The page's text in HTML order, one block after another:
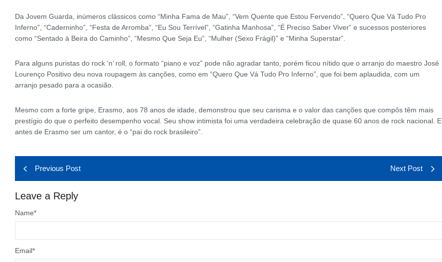
Da Jovem Guarda, inúmeros clássicos como “Minha Fama de Mau”, “Vem Quente que Estou Fervendo”, “Quero Que Vá Tudo Pro
Inferno”, “Caderninho”, “Festa de Arromba”, “Eu Sou Terrível”, “Gatinha Manhosa”, “É Preciso Saber Viver” e sucessos posteriores
como “Sentado à Beira do Caminho”, “Mesmo Que Seja Eu”, “Mulher (Sexo Frágil)” e “Minha Superstar”.
Para alguns puristas do rock ‘n’ roll, o formato “piano e voz” pode não agradar tanto, porém ficou nítido que o arranjo do maestro José
Lourenço Positivo deu nova roupagem às canções, como em “Quero Que Vá Tudo Pro Inferno”, que foi bem aplaudida, com um
arranjo pesado para a ocasião.
Mesmo com a forte gripe, Erasmo, aos 78 anos de idade, demonstrou que seu carisma e o valor das canções que compôs têm mais
prestígio do que o perfeito desempenho vocal. Seu show intimista foi uma verdadeira celebração de quase 60 anos de rock nacional. E
antes de Erasmo ser um cantor, é o “pai do rock brasileiro”.
Previous Post Next Post
Leave a Reply
Name*
Email*